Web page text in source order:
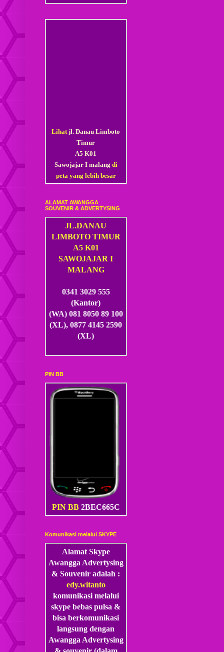
Lihatjl. Danau Limboto
Timur
A5 K01
Sawojajar I malang di
peta yang lebih besar
ALAMAT AWANGGA
SOUVENIR & ADVERTYSING
JL.DANAU
LIMBOTO TIMUR
A5 K01
SAWOJAJAR I
MALANG
0341 3029 555
(Kantor)
(WA) 081 8050 89 100
(XL), 0877 4145 2590
(XL)
PIN BB
PIN BB 2BEC665C
Komunikasi melalui SKYPE
Alamat Skype
Awangga Advertysing
& Souvenir adalah :
edy.witanto
komunikasi melalui
skype bebas pulsa &
bisa berkomunikasi
langsung dengan
Awangga Advertysing